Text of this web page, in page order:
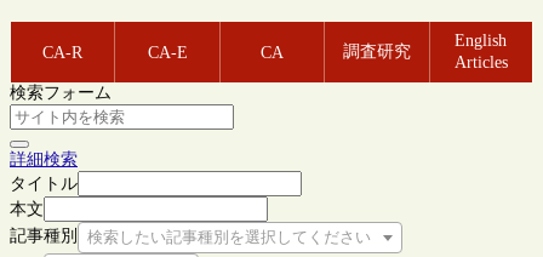
CA-R CA-E CA 調査研究
English
Articles
検索フォーム
詳細検索
タイトル
本文
記事種別
検索したい記事種別を選択してください